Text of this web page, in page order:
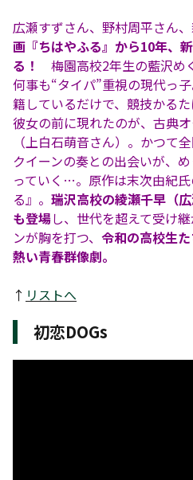
広瀬すずさん、野村周平さん
画『ちはやふる』から10年、
る！
梅園高校2年生の藍沢め
何事も“タイパ”重視の現代っ
籍しているだけで、競技かる
彼女の前に現れたのが、古典
（上白石萌音さん）。かつて
クイーンの奏との出会いが、
っていく…。原作は末次由紀
る』。 瑞沢高校の綾瀬千早（
も登場し、世代を超えて受け
ンが胸を打つ、 令和の高校生
熱い青春群像劇。
↑ リストへ
初恋DOGs